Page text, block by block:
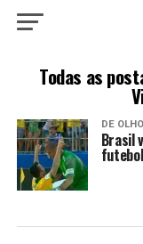
Todas as
DE
Brasil